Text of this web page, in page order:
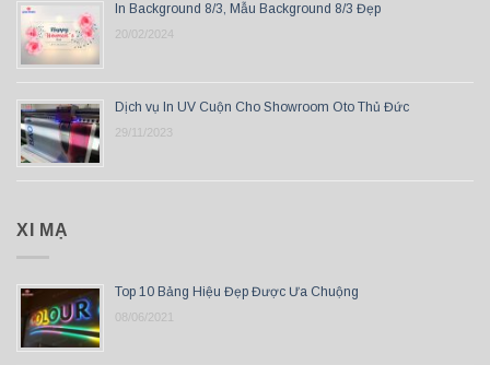
In Background 8/3, Mẫu Background 8/3 Đẹp
20/02/2024
Dịch vụ In UV Cuộn Cho Showroom Oto Thủ Đức
29/11/2023
XI MẠ
Top 10 Bảng Hiệu Đẹp Được Ưa Chuộng
08/06/2021